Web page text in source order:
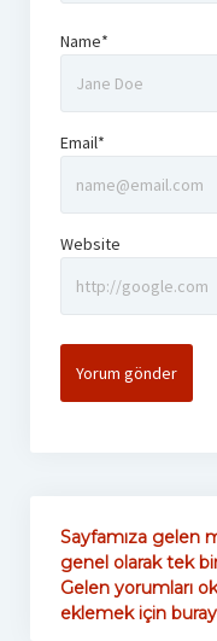
Name*
Email*
Website
Sayfamıza gelen
genel olarak tek
Gelen yorumları
eklemek için